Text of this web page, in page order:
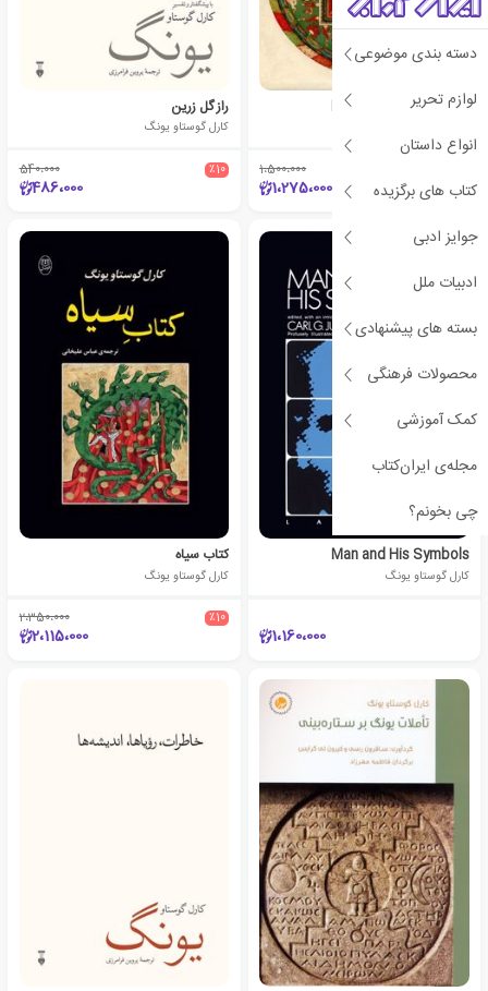
دسته بندی موضوعی
لوازم تحریر
انواع داستان
کتاب های برگزیده
جوایز ادبی
ادبیات ملل
بسته های پیشنهادی
محصولات فرهنگی
کمک آموزشی
مجله‌ی ایران‌کتاب
چی بخونم؟
Man and His Symbols
1،500،000
1،275،000
راز گل زرین
کارل گوستاو یونگ
٪10 540،000
486،000
Man and His Symbols
کارل گوستاو یونگ
1،160،000
کتاب سیاه
کارل گوستاو یونگ
٪10 2،350،000
2،115،000